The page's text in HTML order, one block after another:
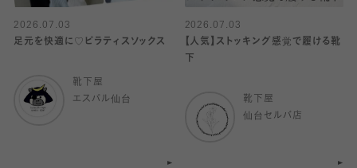
2026.07.03
足元を快適に♡ピラティスソックス
靴下屋
エスパル仙台
2026.07.03
【人気】ストッキング感覚で履ける靴
下
靴下屋
仙台セルバ店